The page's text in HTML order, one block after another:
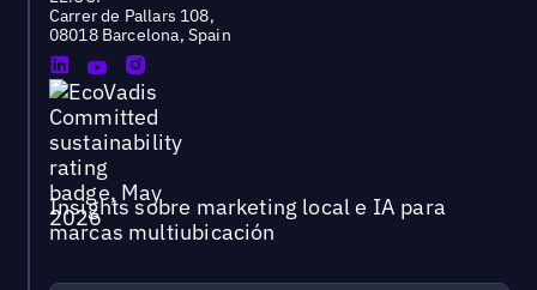
Carrer de Pallars 108,
08018 Barcelona, Spain
Insights sobre marketing local e IA para
marcas multiubicación